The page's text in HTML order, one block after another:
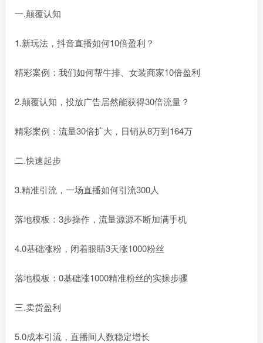
一.颠覆认知
1.新玩法，抖音直播如何10倍盈利？
精彩案例：我们如何帮牛排、女装商家10倍盈利
2.颠覆认知，投放广告居然能获得30倍流量？
精彩案例：流量30倍扩大，日销从8万到164万
二.快速起步
3.精准引流，一场直播如何引流300人
落地模板：3步操作，流量源源不断加满手机
4.0基础涨粉，闭着眼睛3天涨1000粉丝
落地模板：0基础涨1000精准粉丝的实操步骤
三.卖货盈利
5.0成本引流，直播间人数稳定增长